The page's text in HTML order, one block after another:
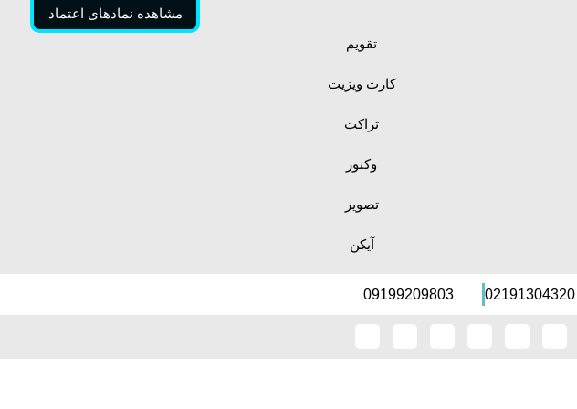
تقویم
کارت ویزیت
تراکت
وکتور
تصویر
آیکن
مشاهده نمادهای اعتماد
02191304320
09199209803